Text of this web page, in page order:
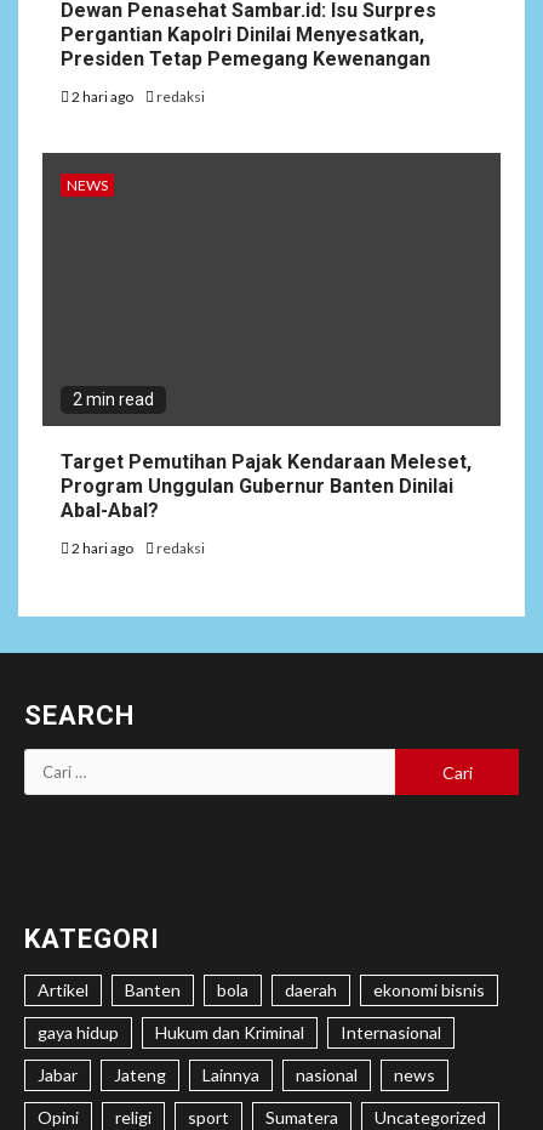
Dewan Penasehat Sambar.id: Isu Surpres
Pergantian Kapolri Dinilai Menyesatkan,
Presiden Tetap Pemegang Kewenangan
2 hari ago redaksi
NEWS
2 min read
Target Pemutihan Pajak Kendaraan Meleset,
Program Unggulan Gubernur Banten Dinilai
Abal-Abal?
2 hari ago redaksi
SEARCH
Cari
untuk:
KATEGORI
Artikel Banten bola daerah ekonomi bisnis
gaya hidup Hukum dan Kriminal Internasional
Jabar Jateng Lainnya nasional news
Opini religi sport Sumatera Uncategorized